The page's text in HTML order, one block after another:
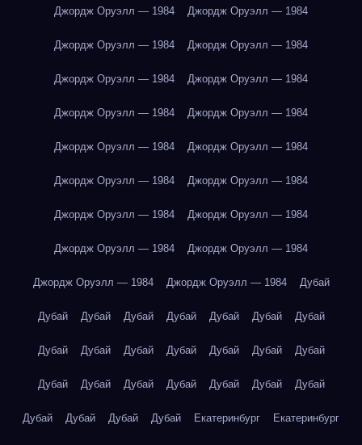
Джордж Оруэлл — 1984 Джордж Оруэлл — 1984
Джордж Оруэлл — 1984 Джордж Оруэлл — 1984
Джордж Оруэлл — 1984 Джордж Оруэлл — 1984
Джордж Оруэлл — 1984 Джордж Оруэлл — 1984
Джордж Оруэлл — 1984 Джордж Оруэлл — 1984
Джордж Оруэлл — 1984 Джордж Оруэлл — 1984
Джордж Оруэлл — 1984 Джордж Оруэлл — 1984
Джордж Оруэлл — 1984 Джордж Оруэлл — 1984
Джордж Оруэлл — 1984 Джордж Оруэлл — 1984 Дубай
Дубай Дубай Дубай Дубай Дубай Дубай Дубай
Дубай Дубай Дубай Дубай Дубай Дубай Дубай
Дубай Дубай Дубай Дубай Дубай Дубай Дубай
Дубай Дубай Дубай Дубай Екатеринбург Екатеринбург